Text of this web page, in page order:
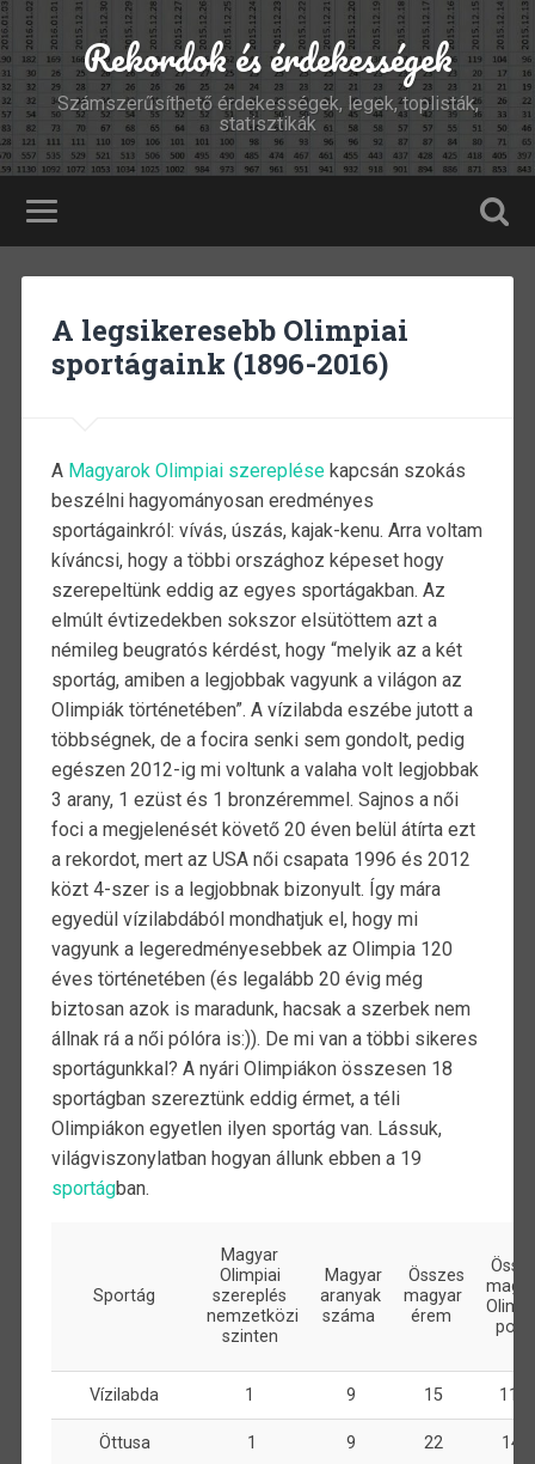
Rekordok és érdekességek
Számszerűsíthető érdekességek, legek, toplisták,
statisztikák
A legsikeresebb Olimpiai
sportágaink (1896-2016)
A Magyarok Olimpiai szereplésekapcsán szokás
beszélni hagyományosan eredményes
sportágainkról: vívás, úszás, kajak-kenu. Arra voltam
kíváncsi, hogy a többi országhoz képeset hogy
szerepeltünk eddig az egyes sportágakban. Az
elmúlt évtizedekben sokszor elsütöttem azt a
némileg beugratós kérdést, hogy “melyik az a két
sportág, amiben a legjobbak vagyunk a világon az
Olimpiák történetében”. A vízilabda eszébe jutott a
többségnek, de a focira senki sem gondolt, pedig
egészen 2012-ig mi voltunk a valaha volt legjobbak
3 arany, 1 ezüst és 1 bronzéremmel. Sajnos a női
foci a megjelenését követő 20 éven belül átírta ezt
a rekordot, mert az USA női csapata 1996 és 2012
közt 4-szer is a legjobbnak bizonyult. Így mára
egyedül vízilabdából mondhatjuk el, hogy mi
vagyunk a legeredményesebbek az Olimpia 120
éves történetében (és legalább 20 évig még
biztosan azok is maradunk, hacsak a szerbek nem
állnak rá a női pólóra is:)). De mi van a többi sikeres
sportágunkkal? A nyári Olimpiákon összesen 18
sportágban szereztünk eddig érmet, a téli
Olimpiákon egyetlen ilyen sportág van. Lássuk,
világviszonylatban hogyan állunk ebben a 19
sportágban.
Sportág
Magyar
Olimpiai
szereplés
nemzetközi
szinten
Magyar
aranyak
száma
Összes
magyar
érem
pont
Vízilabda 1 9 15 114
Öttusa 1 9 22 140